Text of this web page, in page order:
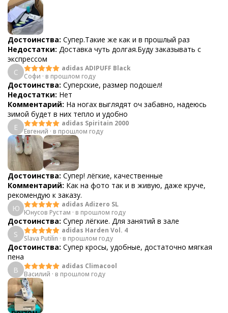
Достоинства: Супер.Такие же как и в прошлый раз
Недостатки: Доставка чуть долгая.Буду заказывать с
экспрессом
С
adidas ADIPUFF Black
Софи · в прошлом году
Достоинства: Суперские, размер подошел!
Недостатки: Нет
Комментарий: На ногах выглядят оч забавно, надеюсь
зимой будет в них тепло и удобно
Е
adidas Spiritain 2000
Евгений · в прошлом году
Достоинства: Супер! лёгкие, качественные
Комментарий: Как на фото так и в живую, даже круче,
рекомендую к заказу.
Ю
adidas Adizero SL
Юнусов Рустам · в прошлом году
Достоинства: Супер лёгкие. Для занятий в зале
S
adidas Harden Vol. 4
Slava Putilin · в прошлом году
Достоинства: Супер кросы, удобные, достаточно мягкая
пена
В
adidas Climacool
Василий · в прошлом году